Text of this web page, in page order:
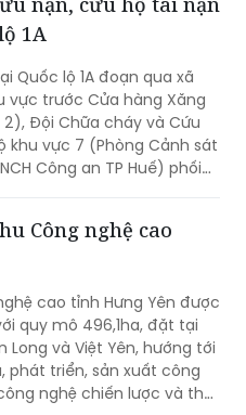
1A
Quốc lộ 1A đoạn qua xã
vực trước Cửa hàng Xăng
2), Đội Chữa cháy và Cứu
khu vực 7 (Phòng Cảnh sát
Công an TP Huế) phối
giao thông đường bộ có
lực lượng, phương tiện
Công nghệ cao
cao tỉnh Hưng Yên được
quy mô 496,1ha, đặt tại
Long và Việt Yên, hướng tới
phát triển, sản xuất công
nghệ chiến lược và thu